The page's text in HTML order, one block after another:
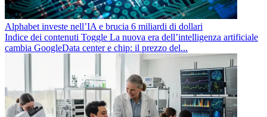
Alphabet investe nell’IA e brucia 6 miliardi di dollari
Indice dei contenuti Toggle La nuova era dell’intelligenza artificiale
cambia GoogleData center e chip: il prezzo del...